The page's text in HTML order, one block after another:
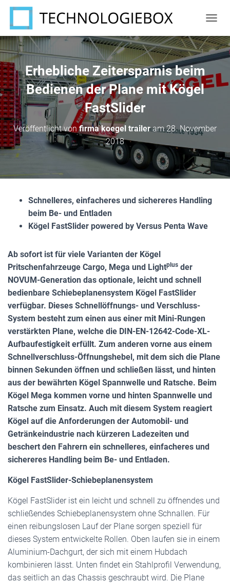
A
V
I
A
T
M
C
A
Erhebliche Zeitersparnis beim
Bedienen der Plane mit Kögel
FastSlider
Veröffentlicht vonfirma koegel traileram28. November
2018
Schnelleres, einfacheres und sichereres Handling
beim Be- und Entladen
Kögel FastSlider powered by Versus Penta Wave
Ab sofort ist für viele Varianten der Kögel
Pritschenfahrzeuge Cargo, Mega und Lightplus der
NOVUM-Generation das optionale, leicht und schnell
bedienbare Schiebeplanensystem Kögel FastSlider
verfügbar. Dieses Schnellöffnungs- und Verschluss-
System besteht zum einen aus einer mit Mini-Rungen
verstärkten Plane, welche die DIN-EN-12642-Code-XL-
Aufbaufestigkeit erfüllt. Zum anderen vorne aus einem
Schnellverschluss-Öffnungshebel, mit dem sich die Plane
binnen Sekunden öffnen und schließen lässt, und hinten
aus der bewährten Kögel Spannwelle und Ratsche. Beim
Kögel Mega kommen vorne und hinten Spannwelle und
Ratsche zum Einsatz. Auch mit diesem System reagiert
Kögel auf die Anforderungen der Automobil- und
Getränkeindustrie nach kürzeren Ladezeiten und
beschert den Fahrern ein schnelleres, einfacheres und
sichereres Handling beim Be- und Entladen.
Kögel FastSlider-Schiebeplanensystem
Kögel FastSlider ist ein leicht und schnell zu öffnendes und
schließendes Schiebeplanensystem ohne Schnallen. Für
einen reibungslosen Lauf der Plane sorgen speziell für
dieses System entwickelte Rollen. Oben laufen sie in einem
Aluminium-Dachgurt, der sich mit einem Hubdach
kombinieren lässt. Unten findet ein Stahlprofil Verwendung,
das seitlich an das Chassis geschraubt wird. Die Plane